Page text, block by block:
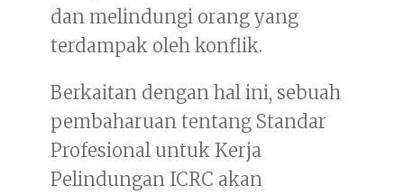
dan melindungi orang yang
terdampak oleh konflik.
Berkaitan dengan hal ini, sebuah
pembaharuan tentang Standar
Profesional untuk Kerja
Pelindungan ICRC akan